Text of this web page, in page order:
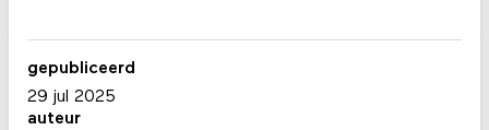
gepubliceerd
29 jul 2025
auteur